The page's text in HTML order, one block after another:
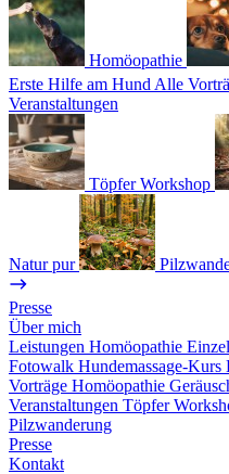
Homöopathie
Erste Hilfe am Hund Alle
Veranstaltungen
Töpfer Workshop
Natur pur
Presse
Über mich
Leistungen Homöopathie
Fotowalk Hundemassage-Kurs
Vorträge Homöopathie
Veranstaltungen Töpfer
Pilzwanderung
Presse
Kontakt